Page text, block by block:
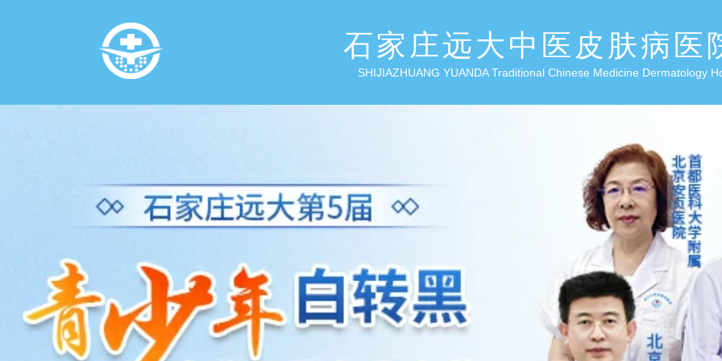
石家庄远大中医皮肤病医
SHIJIAZHUANG YUANDA Traditional Chinese Medicine Dermatology